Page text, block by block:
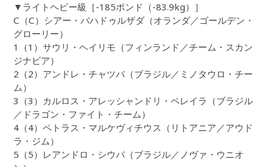
▼ライトヘビー級［-185ポンド（-83.9kg）］
C（C）シアー・バハドゥルザダ（オランダ／ゴールデン・
グローリー）
1（1）サウリ・ヘイリモ（フィンランド／チーム・スカン
ジナビア）
2（2）アンドレ・チャツバ（ブラジル／ミノタウロ・チー
ム）
3（3）カルロス・アレッシャンドリ・ペレイラ（ブラジル
／ドラゴン・ファイト・チーム）
4（4）ペトラス・マルケヴィチウス（リトアニア／アウド
ラ・ジム）
5（5）レアンドロ・シウバ（ブラジル／ノヴァ・ウニオ